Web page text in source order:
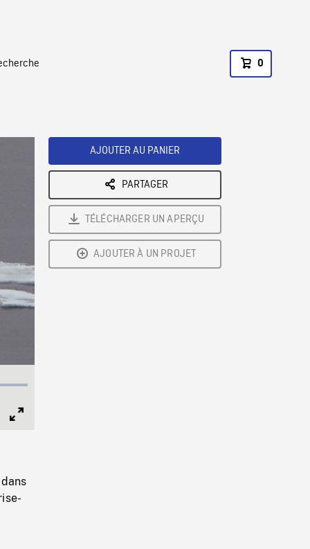
0
AJOUTER AU PANIER
PARTAGER
TÉLÉCHARGER UN APERÇU
AJOUTER À UN PROJET